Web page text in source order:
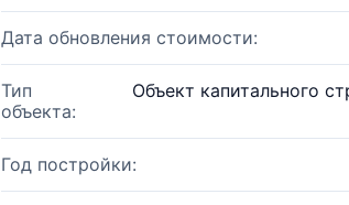
Дата обновления стоимости:
Тип
объекта:
Объект капитального
Год постройки: